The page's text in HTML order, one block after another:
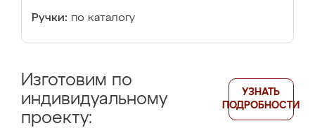
Ручки: по каталогу
Изготовим по
индивидуальному
проекту:
УЗНАТЬ
ПОДРОБНОСТИ